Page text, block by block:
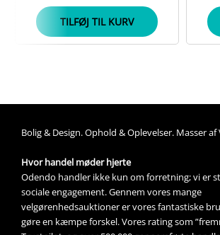
TILFØJ TIL KURV
Bolig & Design. Ophold &Oplevelser. Masser af
Hvor handel møder hjerte
Odendo handler ikke kun om forretning; vi er
sociale engagement. Gennem vores mange
velgørenhedsauktioner er vores fantastiske
gøre en kæmpe forskel. Vores rating som